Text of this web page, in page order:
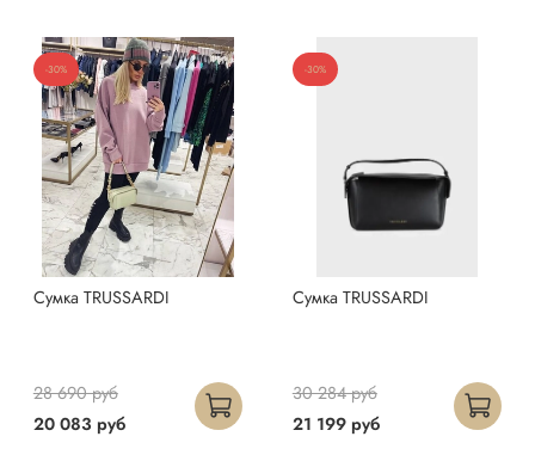
-30%
Сумка TRUSSARDI
20 083 руб
28 690 руб
-30%
Сумка TRUSSARDI
21 199 руб
30 284 руб